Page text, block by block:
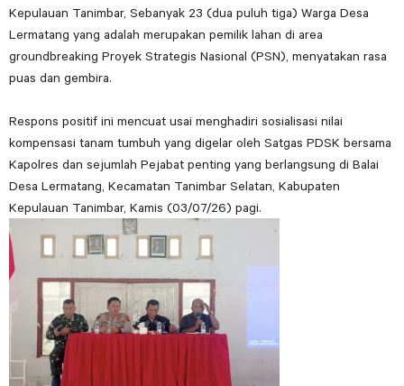
Kepulauan Tanimbar, Sebanyak 23 (dua puluh tiga) Warga Desa
Lermatang yang adalah merupakan pemilik lahan di area
groundbreaking Proyek Strategis Nasional (PSN), menyatakan rasa
puas dan gembira.
Respons positif ini mencuat usai menghadiri sosialisasi nilai
kompensasi tanam tumbuh yang digelar oleh Satgas PDSK bersama
Kapolres dan sejumlah Pejabat penting yang berlangsung di Balai
Desa Lermatang, Kecamatan Tanimbar Selatan, Kabupaten
Kepulauan Tanimbar, Kamis (03/07/26) pagi.